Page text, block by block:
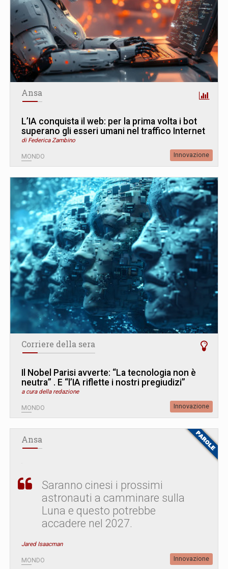
Ansa
L’IA conquista il web: per la prima volta i bot
superano gli esseri umani nel traffico Internet
di Federica Zambino
MONDO Innovazione
Corriere della sera
Il Nobel Parisi avverte: “La tecnologia non è
neutra” . E “l’IA riflette i nostri pregiudizi”
a cura della redazione
MONDO Innovazione
Ansa
Saranno cinesi i prossimi
astronauti a camminare sulla
Luna e questo potrebbe
accadere nel 2027.
Jared Isaacman
MONDO Innovazione